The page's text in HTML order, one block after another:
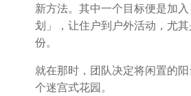
新方法。其中一个目标便是加
划」，让住户到户外活动，尤
份。
就在那时，团队决定将闲置的
个迷宫式花园。